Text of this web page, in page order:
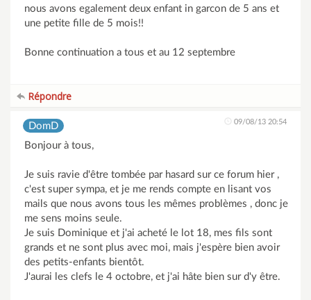
nous avons egalement deux enfant in garcon de 5 ans et
une petite fille de 5 mois!!
Bonne continuation a tous et au 12 septembre
Répondre
DomD 09/08/13 20:54
Bonjour à tous,
Je suis ravie d'être tombée par hasard sur ce forum hier ,
c'est super sympa, et je me rends compte en lisant vos
mails que nous avons tous les mêmes problèmes , donc je
me sens moins seule.
Je suis Dominique et j'ai acheté le lot 18, mes fils sont
grands et ne sont plus avec moi, mais j'espère bien avoir
des petits-enfants bientôt.
J'aurai les clefs le 4 octobre, et j'ai hâte bien sur d'y être.